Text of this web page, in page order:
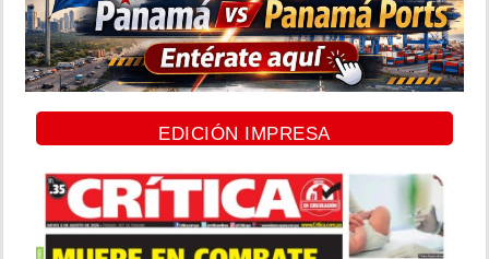
EDICIÓN IMPRESA